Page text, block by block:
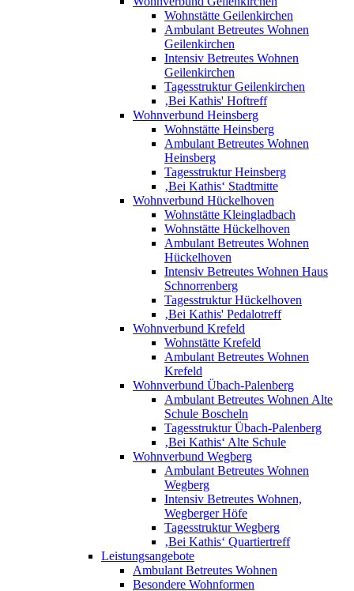
Wohnstätte Geilenkirchen
Ambulant Betreutes Wohnen
Geilenkirchen
Intensiv Betreutes Wohnen
Geilenkirchen
Tagesstruktur Geilenkirchen
‚Bei Kathis' Hoftreff
Wohnverbund Heinsberg
Wohnstätte Heinsberg
Ambulant Betreutes Wohnen
Heinsberg
Tagesstruktur Heinsberg
‚Bei Kathis‘ Stadtmitte
Wohnverbund Hückelhoven
Wohnstätte Kleingladbach
Wohnstätte Hückelhoven
Ambulant Betreutes Wohnen
Hückelhoven
Intensiv Betreutes Wohnen Haus
Schnorrenberg
Tagesstruktur Hückelhoven
‚Bei Kathis' Pedalotreff
Wohnverbund Krefeld
Wohnstätte Krefeld
Ambulant Betreutes Wohnen
Krefeld
Wohnverbund Übach-Palenberg
Ambulant Betreutes Wohnen Alte
Schule Boscheln
Tagesstruktur Übach-Palenberg
‚Bei Kathis‘ Alte Schule
Wohnverbund Wegberg
Ambulant Betreutes Wohnen
Wegberg
Intensiv Betreutes Wohnen,
Wegberger Höfe
Tagesstruktur Wegberg
‚Bei Kathis‘ Quartiertreff
Leistungsangebote
Ambulant Betreutes Wohnen
Besondere Wohnformen